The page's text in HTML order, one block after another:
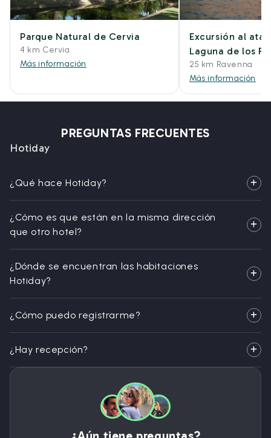
Parque Natural de Cervia
4 km Cervia
Más información
Excursión al
Laguna de los
25 km Ravenna
Más información
PREGUNTAS FRECUENTES
Hotiday
¿Qué hace Hotiday?
¿Cómo es que están en la misma dirección
que otro hotel?
¿Dónde se encuentran las habitaciones
Hotiday?
¿Cómo puedo registrarme?
¿Hay recepción?